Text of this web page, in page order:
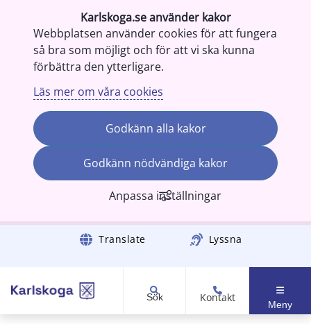
Karlskoga.se använder kakor
Webbplatsen använder cookies för att fungera
så bra som möjligt och för att vi ska kunna
förbättra den ytterligare.
Läs mer om våra cookies
Godkänn alla kakor
Godkänn nödvändiga kakor
Anpassa inställningar
Gå till innehåll Translate Lyssna
Sök Kontakt
Meny